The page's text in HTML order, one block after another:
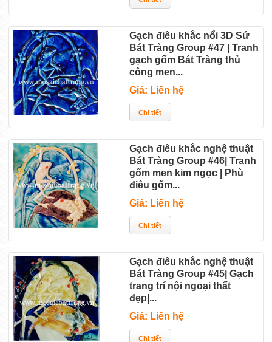
Gạch điêu khắc nổi 3D Sứ
Bát Tràng Group #47 | Tranh
gạch gốm Bát Tràng thủ
công men...
Giá: Liên hệ
Gạch điêu khắc nghệ thuật
Bát Tràng Group #46| Tranh
gốm men kim ngọc | Phù
điêu gốm...
Giá: Liên hệ
Gạch điêu khắc nghệ thuật
Bát Tràng Group #45| Gạch
trang trí nội ngoại thất
đẹp|...
Giá: Liên hệ